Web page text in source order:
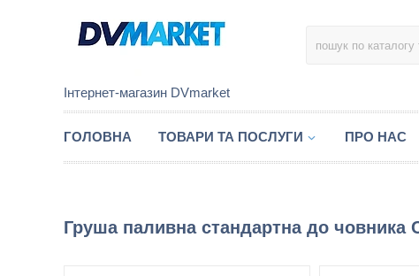
Інтернет-магазин DVmarket
ГОЛОВНА ТОВАРИ ТА ПОСЛУГИ ПРО НАС
Груша паливна стандартна до човника